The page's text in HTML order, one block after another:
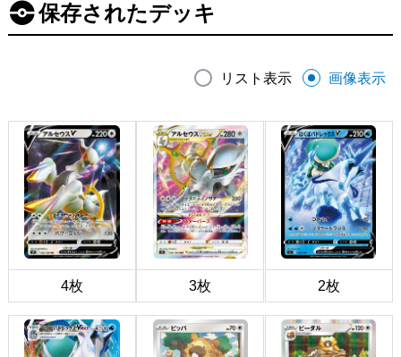
保存されたデッキ
リスト表示 画像表示
4枚 3枚 2枚